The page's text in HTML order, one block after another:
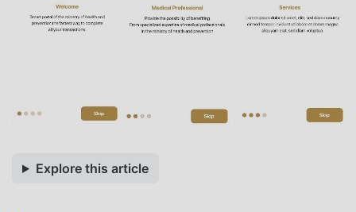
Explore this article